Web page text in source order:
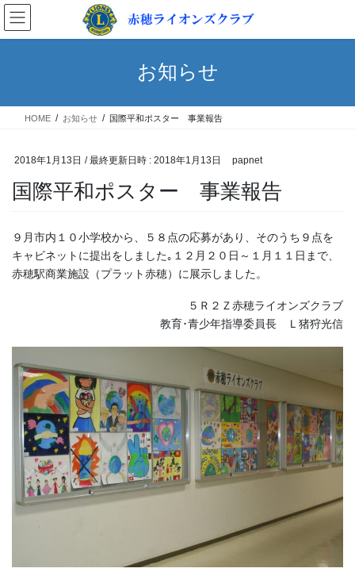
コ
ン
テ
ス
ナ
ビ
ゲ
ン
お知らせ
HOME お知らせ 国際平和ポスター 事業報告
2018年1月13日 / 最終更新日時 : 2018年1月13日 papnet
国際平和ポスター 事業報告
９月市内１０小学校から、５８点の応募があり、そのうち９点を
キャビネットに提出をしました｡１２月２０日～１月１１日まで、
赤穂駅商業施設（プラット赤穂）に展示しました。
５Ｒ２Ｚ赤穂ライオンズクラブ
教育･青少年指導委員長 Ｌ猪狩光信